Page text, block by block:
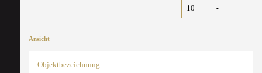
Ansicht
Objektbezeichnung